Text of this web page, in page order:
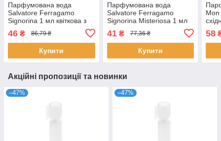
Парфумована вода
Salvatore Ferragamo
Signorina 1 мл квіткова з
нотами півонії для жінок
розпив Сальваторе
46 ₴ 86,79 ₴
Купити
Парфумована вода
Salvatore Ferragamo
Signorina Misteriosa 1 мл
східна квіткова для жінок
розпив Сальваторе
41₴ 77,36 ₴
Купити
58
Акційні пропозиції та новинки
–47% –47%